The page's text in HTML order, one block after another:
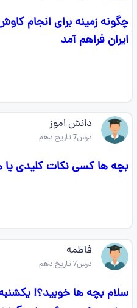
چگونه زمینه برای انجام
ایران فراهم آمد
دانش اموز
درس7 تاریخ دهم
بچه ها کسی نکات کلیدی یا
فاطمه
درس7 تاریخ دهم